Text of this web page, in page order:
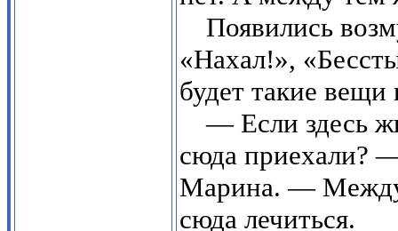
Появились
«Нахал!»,
будет такие вещи
— Если здесь
сюда приехали?
Марина. — Между
сюда лечиться.